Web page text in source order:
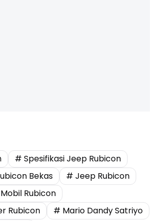
# Spesifikasi Jeep Rubicon
Bekas
# Jeep Rubicon
Rubicon
Rubicon
# Mario Dandy Satriyo